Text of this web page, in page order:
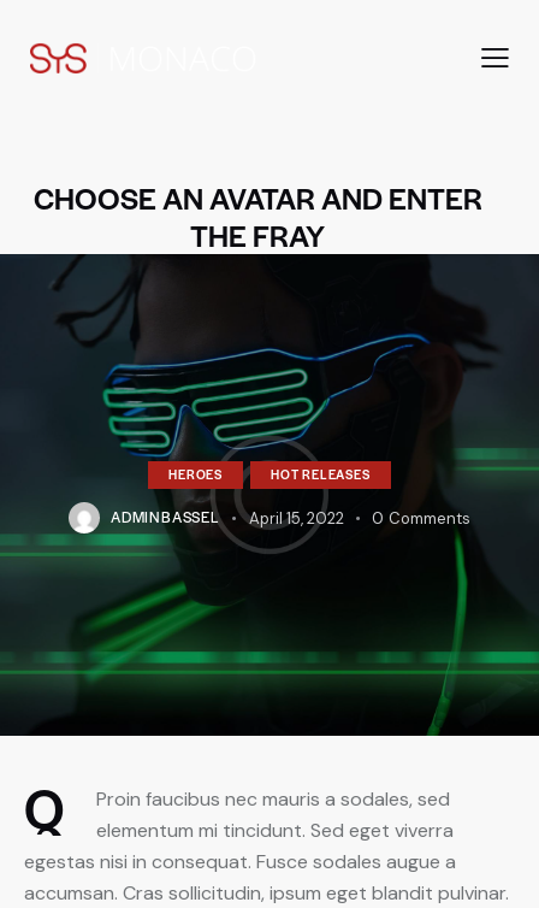
CHOOSE AN AVATAR AND ENTER
THE FRAY
HEROES HOT RELEASES
ADMINBASSEL April 15, 2022 0 Comments
Q
Proin faucibus nec mauris a sodales, sed
elementum mi tincidunt. Sed eget viverra
egestas nisi in consequat. Fusce sodales augue a
accumsan. Cras sollicitudin, ipsum eget blandit pulvinar.